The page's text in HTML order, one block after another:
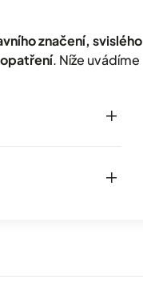
značení, svislého
. Níže uvádíme